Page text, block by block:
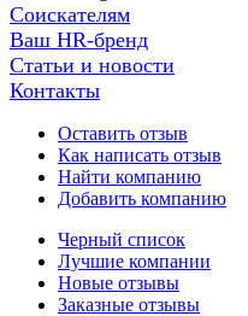
Соискателям
Ваш HR-бренд
Статьи и новости
Контакты
Оставить отзыв
Как написать отзыв
Найти компанию
Добавить компанию
Черный список
Лучшие компании
Новые отзывы
Заказные отзывы